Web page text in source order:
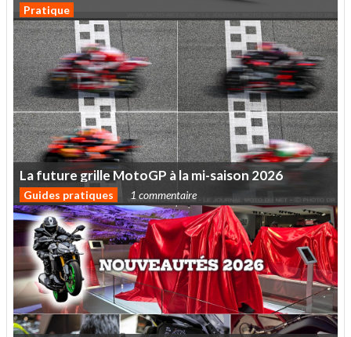
Pratique
Lafuturegrille MotoGP àlami-saison 2026
Guides pratiques 1 commentaire